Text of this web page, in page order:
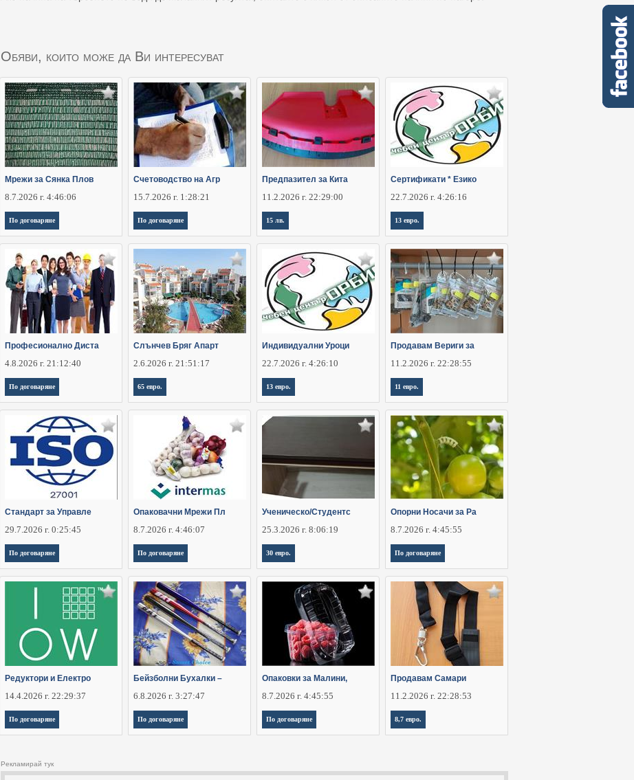
Обяви, които може да Ви интересуват
Мрежи за Сянка Плов
8.7.2026 г. 4:46:06
По договаряне
Счетоводство на Агр
15.7.2026 г. 1:28:21
По договаряне
Предпазител за Кита
11.2.2026 г. 22:29:00
15 лв.
Сертификати * Езико
22.7.2026 г. 4:26:16
13 евро.
Професионално Диста
4.8.2026 г. 21:12:40
По договаряне
Слънчев Бряг Апарт
2.6.2026 г. 21:51:17
65 евро.
Индивидуални Уроци
22.7.2026 г. 4:26:10
13 евро.
Продавам Вериги за
11.2.2026 г. 22:28:55
11 евро.
Стандарт за Управле
29.7.2026 г. 0:25:45
По договаряне
Опаковачни Мрежи Пл
8.7.2026 г. 4:46:07
По договаряне
Ученическо/Студентс
25.3.2026 г. 8:06:19
30 евро.
Oпорни Носачи за Ра
8.7.2026 г. 4:45:55
По договаряне
Редуктори и Електро
14.4.2026 г. 22:29:37
По договаряне
Бейзболни Бухалки –
6.8.2026 г. 3:27:47
По договаряне
Опаковки за Малини,
8.7.2026 г. 4:45:55
По договаряне
Продавам Самари
11.2.2026 г. 22:28:53
8,7 евро.
Рекламирай тук